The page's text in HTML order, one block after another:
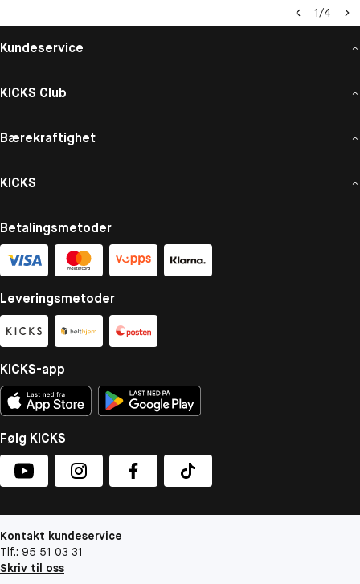
1/4
Kundeservice
KICKS Club
Bærekraftighet
KICKS
Betalingsmetoder
Leveringsmetoder
KICKS-app
Følg KICKS
Kontakt kundeservice
Tlf.: 95 51 03 31
Skriv til oss